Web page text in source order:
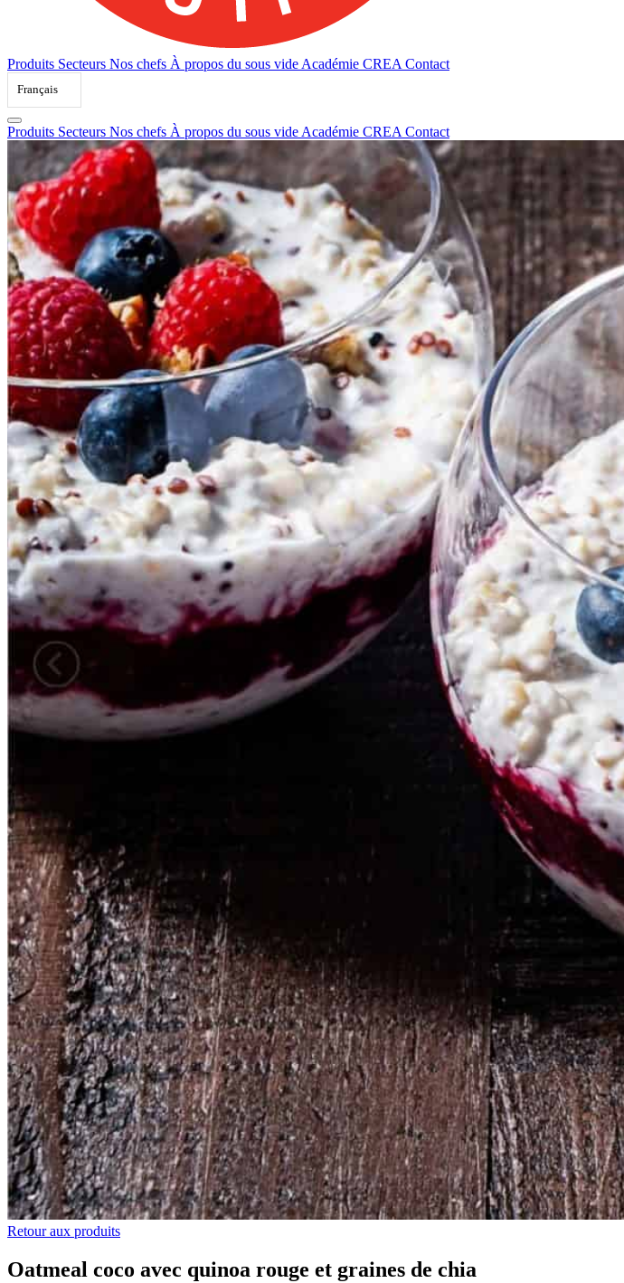
Produits Secteurs Nos chefs À propos du sous vide Académie CREA Contact
Français
Produits Secteurs Nos chefs À propos du sous vide Académie CREA Contact
Retour aux produits
Oatmeal coco avec quinoa rouge et graines de chia